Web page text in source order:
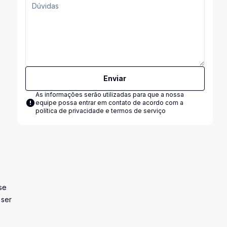
Enviar
As informações serão utilizadas para que a nossa
equipe possa entrar em contato de acordo com a
política de privacidade e termos de serviço